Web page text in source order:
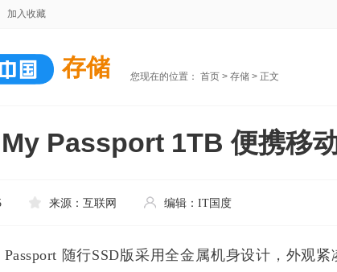
加入收藏
存储 您现在的位置： 首页 > 存储 > 正文
Passport 1TB 便携移
来源： 互联网 编辑： IT国度
随行SSD版采用全金属机身设计，外观